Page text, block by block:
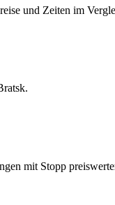
und Zeiten im
mit Stopp